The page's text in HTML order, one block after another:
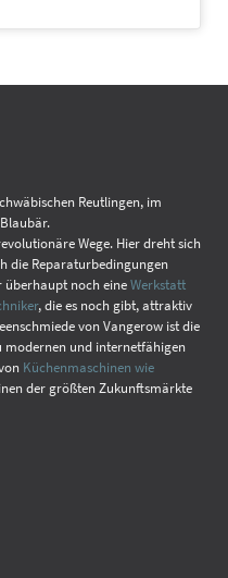
Reutlingen, im
Wege. Hier dreht sich
die Reparaturbedingungen
überhaupt noch eineWerkstatt
, die es noch gibt, attraktiv
von Vangerow ist die
modernen und internetfähigen
Küchenmaschinen wie
der größten Zukunftsmärkte